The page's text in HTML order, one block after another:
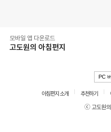
모바일 앱 다운로드
고도원의 아침편지
PC
아침편지 소개 추천하기
ⓒ 고도원의